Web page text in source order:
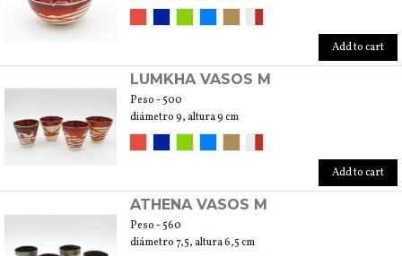
Add to cart
LUMKHA VASOS M
Peso - 500
diámetro 9, altura 9 cm
Add to cart
ATHENA VASOS M
Peso - 560
diámetro 7,5, altura 6,5 ​​cm